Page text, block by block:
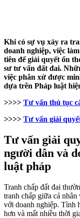
Khi có sự vụ xảy ra
doanh nghiệp, việc
tiên để giải quyết ổn
sư tư vấn đất đai.
việc phân xử được
dựa trên Pháp luật
>>>> Tư vấn thủ tục
>>>> Tư vấn giải
Tư vấn giải
người dân và
luật pháp
Tranh chấp đất đai
tranh chấp giữa cá
với doanh nghiệp. Tình
hơn và mất nhiều thời